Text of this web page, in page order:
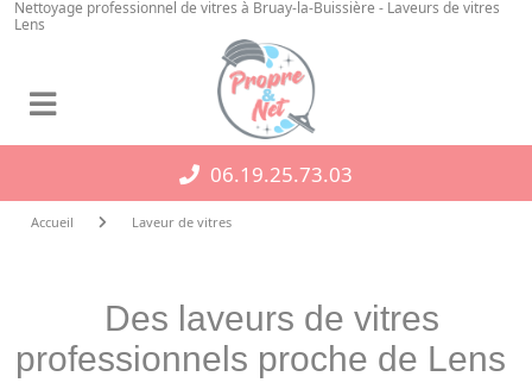
Nettoyage professionnel de vitres à Bruay-la-Buissière - Laveurs de vitres
Lens
06.19.25.73.03
Accueil Laveur de vitres
Des laveurs de vitres
professionnels proche de Lens
Panneau de gestion des cookies